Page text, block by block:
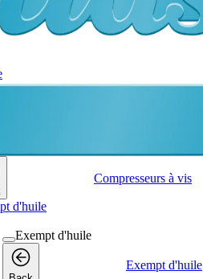
Produits
à vis
Compresseurs à vis
d'huile
Exempt d'huile
Exempt d'huile